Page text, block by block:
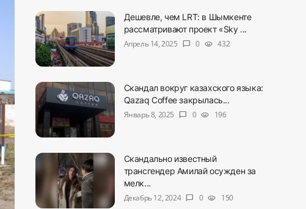
Дешевле, чем LRT: в Шымкенте
рассматривают проект «Sky ...
Апрель 14, 2025
chat_bubble 0 visibility 432
Скандал вокруг казахского языка:
Qazaq Coffee закрылась...
Январь 8, 2025
chat_bubble 0 visibility 196
Скандально известный
трансгендер Амилай осужден за
мелк...
Декабрь 12, 2024
chat_bubble 0 visibility 150